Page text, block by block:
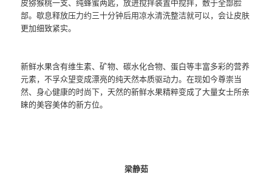
部。歇息释放压力约三十分钟后用凉水清洗整洁就可以，会让皮肤
更加细致紧实。
新鲜水果含有维生素、矿物、碳水化合物、蛋白等丰富多彩的营养
元素，不孚众望变成漂亮的纯天然本质驱动力。在现如今尊崇当
然、身心健康的时尚下，天然的新鲜水果精粹变成了大量女士所亲
睐的美容美体的新方位。
梁静茹